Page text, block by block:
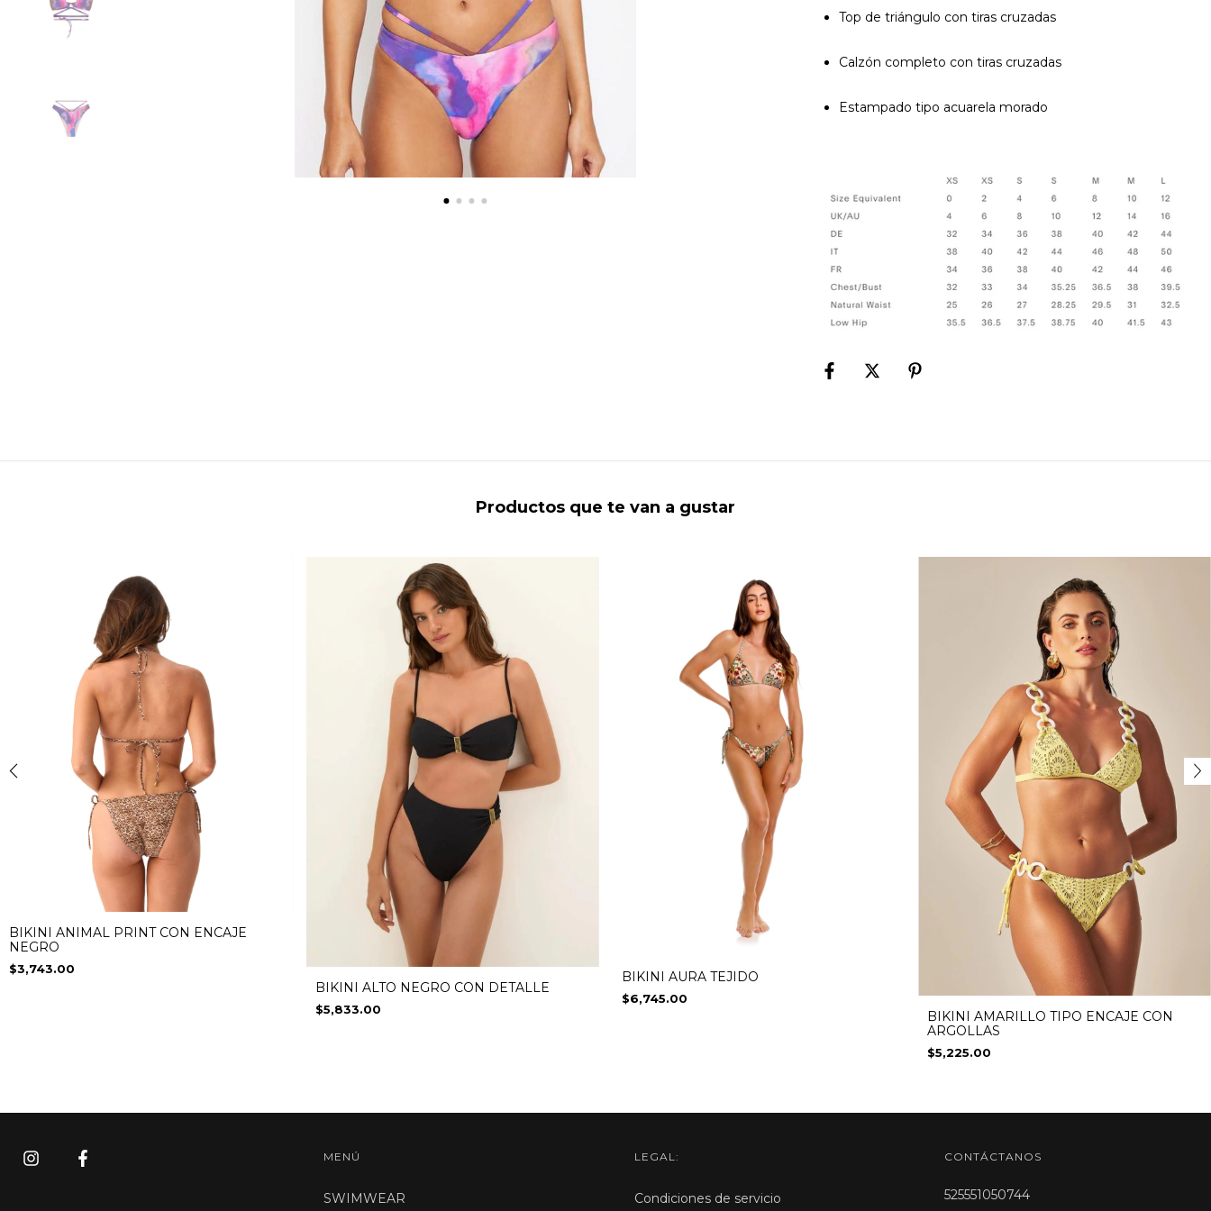
Top de triángulo con tiras cruzadas
Calzón completo con tiras cruzadas
Estampado tipo acuarela morado
Productos que te van a gustar
BIKINI ANIMAL PRINT CON ENCAJE
NEGRO
$3,743.00
BIKINI ALTO NEGRO CON DETALLE
$5,833.00
BIKINI AURA TEJIDO
$6,745.00
BIKINI AMARILLO TIPO ENCAJE CON
ARGOLLAS
$5,225.00
MENÚ
SWIMWEAR
LEGAL:
Condiciones de servicio
CONTÁCTANOS
525551050744